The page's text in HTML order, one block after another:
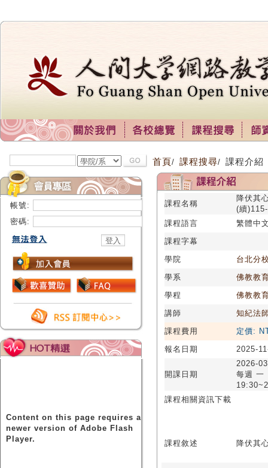
帳號:
密碼:
Content on this page requires a
newer version of Adobe Flash
Player.
首頁/ 課程搜尋/ 課程介紹
課程名稱
降伏其
(續
課程語言
繁體中
課程字幕
學院
台北分
學系
佛教教
學程
佛教教
講師
知紀法
課程費用
定價:
報名日期
2025-
開課日期
2026-
每週 一
課程相關資訊下載
課程敘述 降伏其